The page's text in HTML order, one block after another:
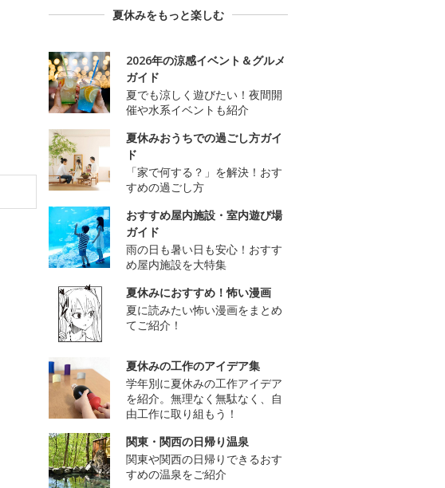
夏休みをもっと楽しむ
2026年の涼感イベント＆グルメ
ガイド
夏でも涼しく遊びたい！夜間開
催や水系イベントも紹介
夏休みおうちでの過ごし方ガイ
ド
「家で何する？」を解決！おす
すめの過ごし方
おすすめ屋内施設・室内遊び場
ガイド
雨の日も暑い日も安心！おすす
め屋内施設を大特集
夏休みにおすすめ！怖い漫画
夏に読みたい怖い漫画をまとめ
てご紹介！
夏休みの工作のアイデア集
学年別に夏休みの工作アイデア
を紹介。無理なく無駄なく、自
由工作に取り組もう！
関東・関西の日帰り温泉
関東や関西の日帰りできるおす
すめの温泉をご紹介